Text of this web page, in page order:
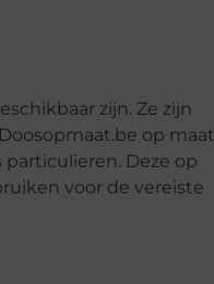
zijn. Ze zijn
op maat
Deze op
voor de vereiste